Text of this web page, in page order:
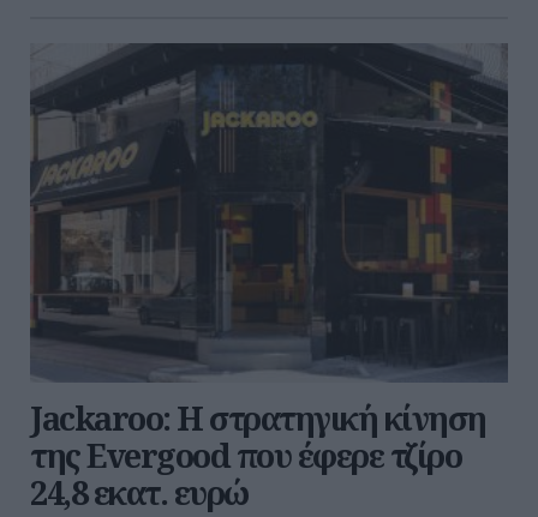
Jackaroo: Η στρατηγική κίνηση
της Evergood που έφερε τζίρο
24,8 εκατ. ευρώ